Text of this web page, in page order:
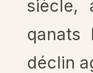
siècle,
qanats
déclin